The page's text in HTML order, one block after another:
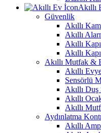
Akıllı
Güvenlik
Akıllı
Akıllı
Akıllı
Akıllı
Akıllı Mutfak &
Akıllı
Sensörlü
Akıllı Duş
Akıllı
Akıllı
Aydınlatma
Akıllı